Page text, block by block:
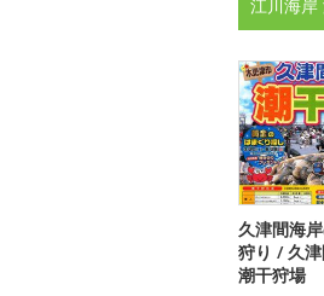
江川海岸
久津間海
狩り / 久
潮干狩場